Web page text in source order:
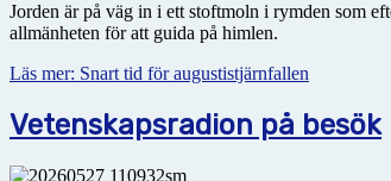
Jorden är på väg in i ett stoftmoln i rymden som
allmänheten för att guida på himlen.
Läs mer: Snart tid för augustistjärnfallen
Vetenskapsradion på besök